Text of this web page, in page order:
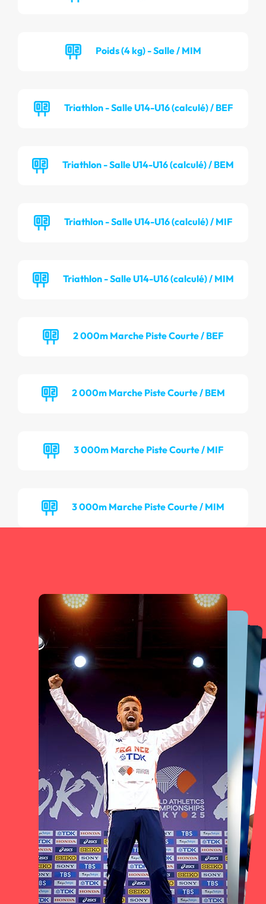
Poids (4 kg) - Salle / MIM
Triathlon - Salle U14-U16 (calculé) / BEF
Triathlon - Salle U14-U16 (calculé) / BEM
Triathlon - Salle U14-U16 (calculé) / MIF
Triathlon - Salle U14-U16 (calculé) / MIM
2 000m Marche Piste Courte / BEF
2 000m Marche Piste Courte / BEM
3 000m Marche Piste Courte / MIF
3 000m Marche Piste Courte / MIM